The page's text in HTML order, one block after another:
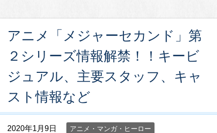
アニメ「メジャーセカンド」第
２シリーズ情報解禁！！キービ
ジュアル、主要スタッフ、キャ
スト情報など
2020年1月9日 アニメ・マンガ・ヒーロー